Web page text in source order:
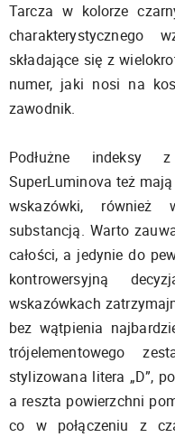
Tarcza w kolorze
charakterystycznego
składające się z
numer, jaki nosi na
zawodnik.
Podłużne indeksy
SuperLuminova też mają
wskazówki, również
substancją. Warto
całości, a jedynie do
kontrowersyjną
wskazówkach
bez wątpienia
trójelementowego
stylizowana litera „D”,
a reszta powierzchni
co w połączeniu z